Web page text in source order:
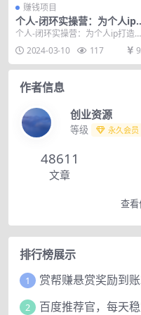
赚钱项目
个人-闭环实操营：为个人ip
造稳定变现基础，从价值定位/
个人-闭环实操营：为个人ip打造稳
定变现基础，从价值定位/爆款打造/
产品体系搭建...
2024-03-10 117
作者信息
创业资源
等级 永久会员
48611
文章
查看
排行榜展示
1
2 百度推荐官，每天